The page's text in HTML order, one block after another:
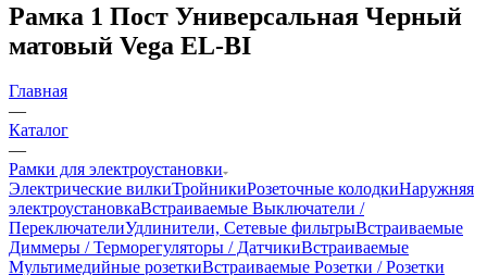
Рамка 1 Пост Универсальная Черный
матовый Vega EL-BI
Главная
—
Каталог
—
Рамки для электроустановки
Электрические вилкиТройникиРозеточные колодкиНаружняя
электроустановкаВстраиваемые Выключатели /
ПереключателиУдлинители, Сетевые фильтрыВстраиваемые
Диммеры / Терморегуляторы / ДатчикиВстраиваемые
Мультимедийные розеткиВстраиваемые Розетки / Розетки